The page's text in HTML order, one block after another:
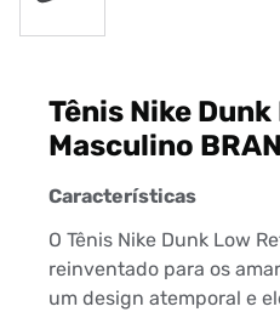
Tênis Nike
Masculino
Características
O Tênis Nike Dunk Low
reinventado para os
um design atemporal e